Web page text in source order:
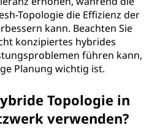
Topologie die Effizienz der
kann. Beachten Sie
konzipiertes hybrides
führen kann,
Planung wichtig ist.
Topologie in
verwenden?